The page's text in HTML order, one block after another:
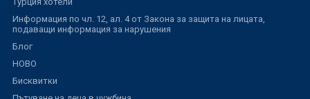
Информация по чл. 12, ал. 4 от Закона за защита на лицата,
подаващи информация за нарушения
Блог
НОВО
Бисквитки